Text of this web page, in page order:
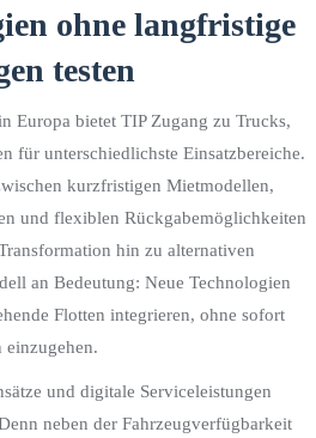
ohne langfristige
testen
Europa bietet TIP Zugang zu Trucks,
für unterschiedlichste Einsatzbereiche.
kurzfristigen Mietmodellen,
und flexiblen Rückgabemöglichkeiten
hin zu alternativen
an Bedeutung: Neue Technologien
Flotten integrieren, ohne sofort
und digitale Serviceleistungen
neben der Fahrzeugverfügbarkeit